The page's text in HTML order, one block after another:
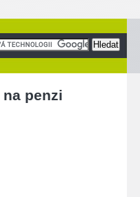
penzi